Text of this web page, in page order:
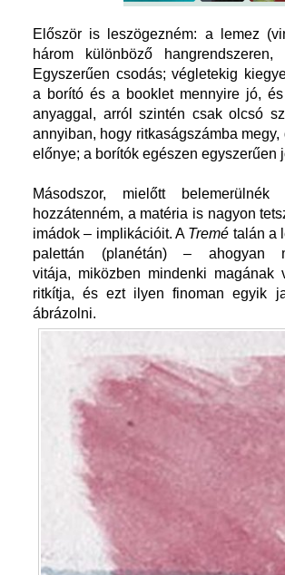
Először is leszögezném: a lemez
három különböző
Egyszerűen csodás; végletekig
a borító és a booklet mennyire jó,
anyaggal, arról szintén csak olcsó
annyiban, hogy ritkaságszámba
előnye; a borítók egészen egyszerűen
Másodszor, mielőtt
hozzátenném, a matéria is nagyon
imádok – implikációit. A Tremé talán a
palettán (planétán) – ahogyan
vitája, miközben mindenki
ritkítja, és ezt ilyen finoman egyik
ábrázolni.